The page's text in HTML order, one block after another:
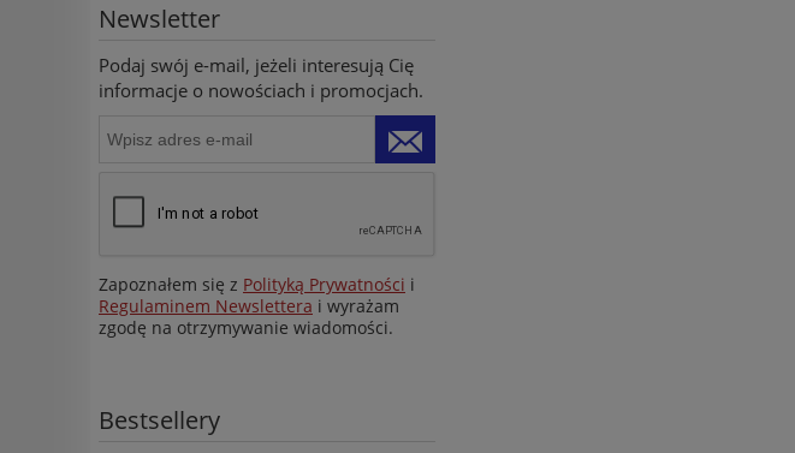
Newsletter
Podaj swój e-mail, jeżeli interesują Cię
informacje o nowościach i promocjach.
Zapoznałem się z Polityką Prywatności i
Regulaminem Newslettera i wyrażam
zgodę na otrzymywanie wiadomości.
Bestsellery